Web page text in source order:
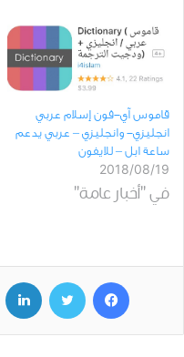
قاموس آي-فون إسلام عربي
انجليزي- وانجليزي – عربي يدعم
ساعة ابل – للايفون
2018/08/19
في "أخبار عامة"
فيسبوك تويتر